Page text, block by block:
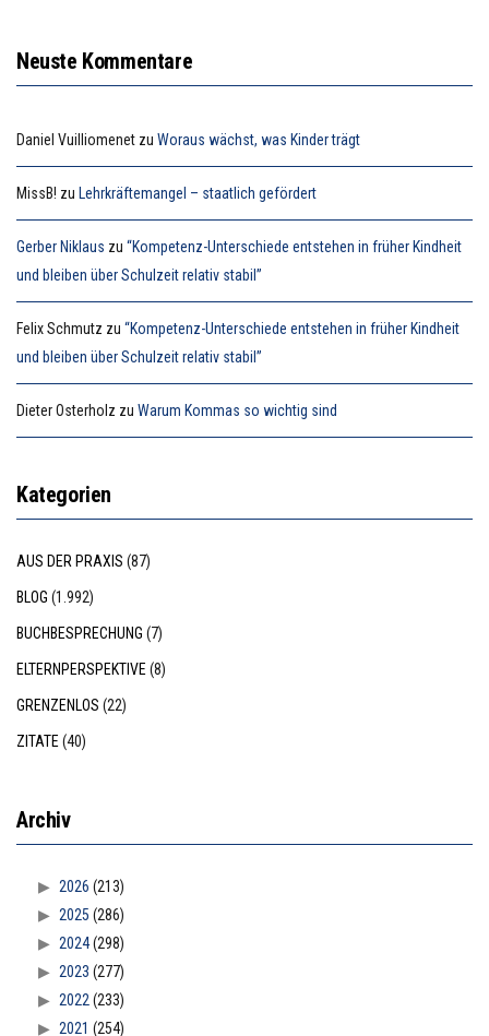
Neuste Kommentare
Daniel Vuilliomenet zu Woraus wächst, was Kinder trägt
MissB! zu Lehrkräftemangel – staatlich gefördert
Gerber Niklaus zu “Kompetenz-Unterschiede entstehen in früher Kindheit
und bleiben über Schulzeit relativ stabil”
Felix Schmutz zu “Kompetenz-Unterschiede entstehen in früher Kindheit
und bleiben über Schulzeit relativ stabil”
Dieter Osterholz zu Warum Kommas so wichtig sind
Kategorien
AUS DER PRAXIS (87)
BLOG (1.992)
BUCHBESPRECHUNG (7)
ELTERNPERSPEKTIVE(8)
GRENZENLOS (22)
ZITATE(40)
Archiv
2026 (213)
2025 (286)
2024(298)
2023 (277)
2022(233)
2021 (254)